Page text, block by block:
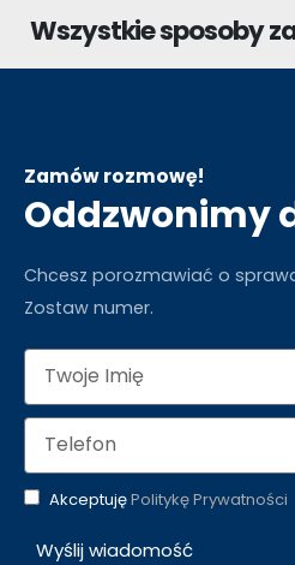
Wszystkie sposoby
Zamów rozmowę!
Oddzwonimy
Chcesz porozmawiać o
Zostaw numer.
AkceptujęPolitykę Prywatności
Wyślij wiadomość